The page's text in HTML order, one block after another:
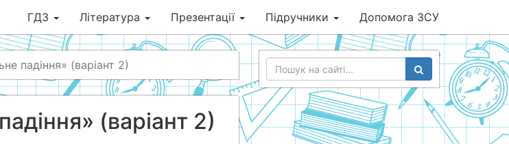
ГДЗ Література Презентації Підручники Допомога ЗСУ
падіння» (варіант 2)
(варіант 2)